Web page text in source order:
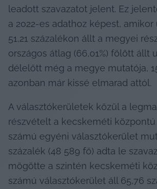
leadott szavazatot jelent. Ez
a 2022-es adathoz képest,
51,21 százalékon állt a megyei
országos átlag (66,01%) fölött állt
délelőtt még a megye mutatója,
azonban már kissé elmarad attól.
A választókerületek közül a
részvételt a kecskeméti központú
számú egyéni választókerület
százalék (48 589 fő) adta le
mögötte a szintén kecskeméti
számú választókerület áll 65,76